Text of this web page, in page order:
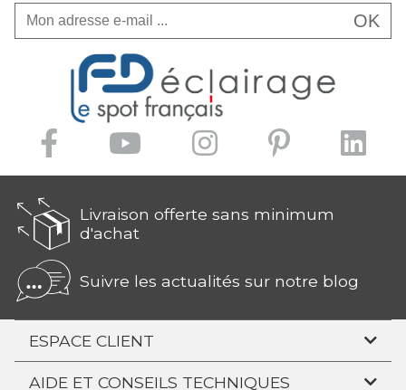
OK
Livraison offerte sans minimum
d'achat
Suivre les actualités sur notre blog
ESPACE CLIENT
AIDE ET CONSEILS TECHNIQUES